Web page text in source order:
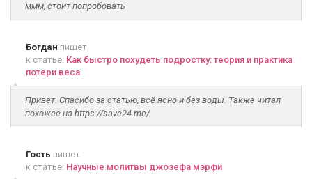
ммм, стоит попробовать
Богдан пишет
к статье: Как быстро похудеть подростку: теория и практика
потери веса
Привет. Спасибо за статью, всё ясно и без воды. Также читал
похожее на https://save24.me/
Гость пишет
к статье: Научные молитвы джозефа мэрфи